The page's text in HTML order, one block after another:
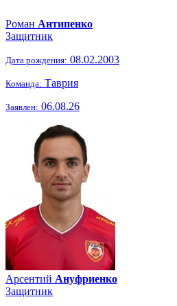
Роман Антипенко
Защитник
Дата рождения: 08.02.2003
Команда: Таврия
Заявлен: 06.08.26
Арсентий Ануфриенко
Защитник